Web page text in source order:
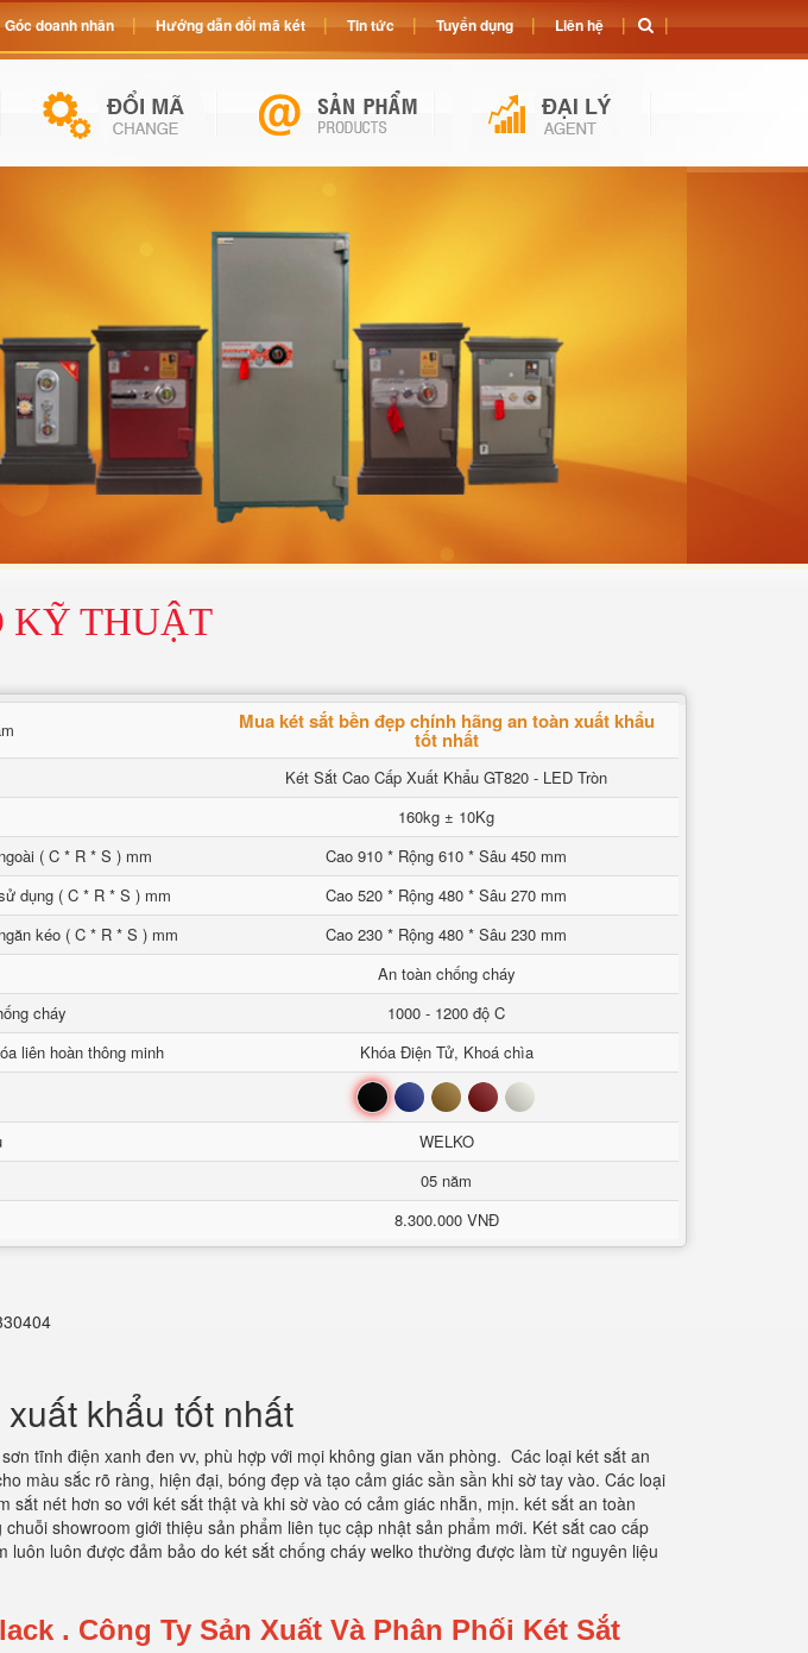
KỸ THUẬT
Mua két sắt bền đẹp chính hãng an toàn xuất khẩu
tốt nhất
Két Sắt Cao Cấp Xuất Khẩu GT820 - LED Tròn
160kg ± 10Kg
( C * R * S ) mm
Cao 910 * Rộng 610 * Sâu 450 mm
dụng ( C * R * S ) mm
Cao 520 * Rộng 480 * Sâu 270 mm
kéo ( C * R * S ) mm
Cao 230 * Rộng 480 * Sâu 230 mm
An toàn chống cháy
cháy
1000 - 1200 độ C
liên hoàn thông minh
Khóa Điện Tử, Khoá chìa
Đen Xanh Nâu Đỏ Trắng
WELKO
05 năm
8.300.000 VNĐ
khẩu tốt nhất
tĩnh điện xanh đen vv, phù hợp với mọi không gian văn phòng. Các loại két sắt an
màu sắc rõ ràng, hiện đại, bóng đẹp và tạo cảm giác sần sần khi sờ tay vào. Các loại
nét hơn so với két sắt thật và khi sờ vào có cảm giác nhẵn, mịn. két sắt an toàn
showroom giới thiệu sản phẩm liên tục cập nhật sản phẩm mới. Két sắt cao cấp
luôn được đảm bảo do két sắt chống cháy welko thường được làm từ nguyên liệu
. Công Ty Sản Xuất Và Phân Phối Két Sắt
Góc doanh nhân Hướng dẫn đổi mã két Tin tức Tuyển dụng Liên hệ